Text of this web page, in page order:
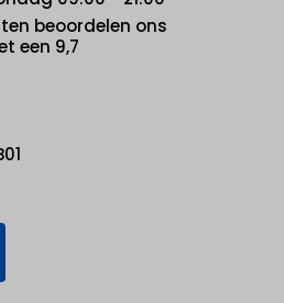
beoordelen ons
een 9,7